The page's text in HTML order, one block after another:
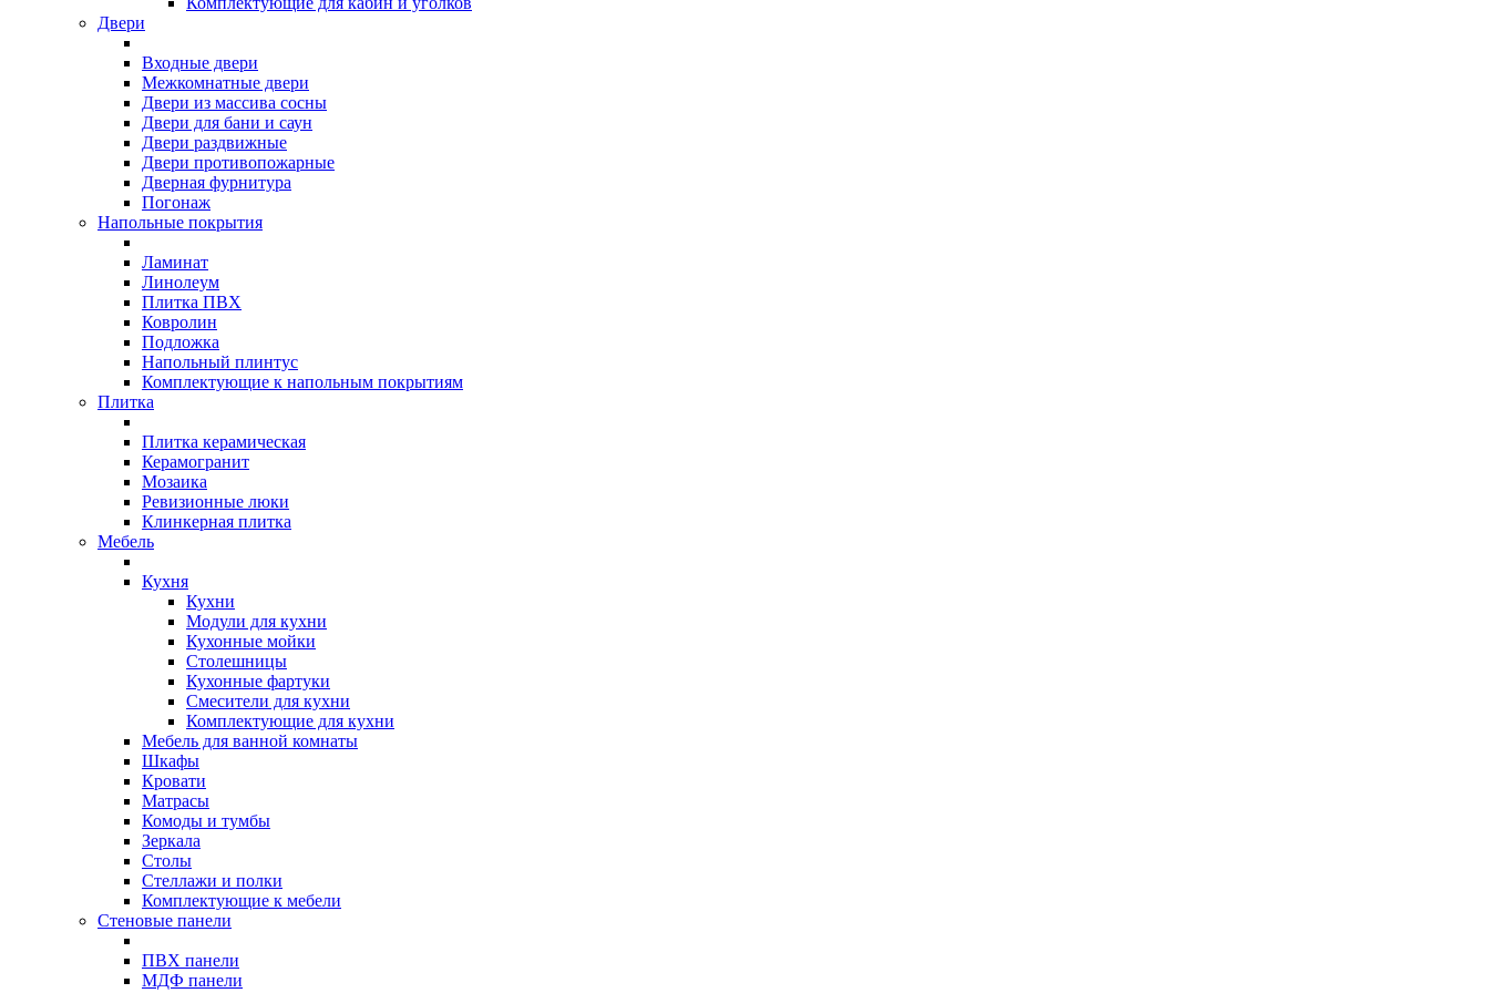
Двери
Входные двери
Межкомнатные двери
Двери из массива сосны
Двери для бани и саун
Двери раздвижные
Двери противопожарные
Дверная фурнитура
Погонаж
Напольные покрытия
Ламинат
Линолеум
Плитка ПВХ
Ковролин
Подложка
Напольный плинтус
Комплектующие к напольным покрытиям
Плитка
Плитка керамическая
Керамогранит
Мозаика
Ревизионные люки
Клинкерная плитка
Мебель
Кухня
Кухни
Модули для кухни
Кухонные мойки
Столешницы
Кухонные фартуки
Смесители для кухни
Комплектующие для кухни
Мебель для ванной комнаты
Шкафы
Кровати
Матрасы
Комоды и тумбы
Зеркала
Столы
Стеллажи и полки
Комплектующие к мебели
Стеновые панели
ПВХ панели
МДФ панели